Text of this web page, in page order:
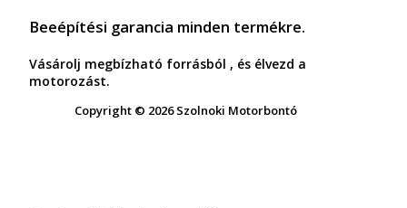
Beeépítési garancia minden termékre.
Vásárolj megbízható forrásból , és élvezd a
motorozást.
Copyright © 2026 Szolnoki Motorbontó